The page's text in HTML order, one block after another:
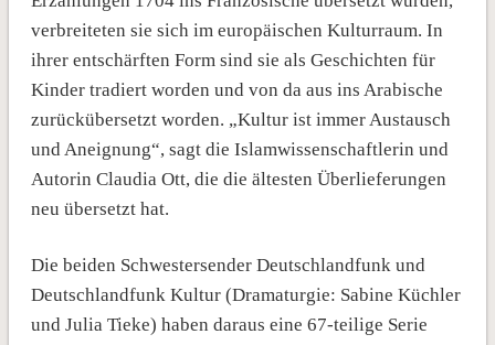
verbreiteten sie sich im europäischen Kulturraum. In
ihrer entschärften Form sind sie als Geschichten für
Kinder tradiert worden und von da aus ins Arabische
zurückübersetzt worden. „Kultur ist immer Austausch
und Aneignung“, sagt die Islamwissenschaftlerin und
Autorin Claudia Ott, die die ältesten Überlieferungen
neu übersetzt hat.
Die beiden Schwestersender Deutschlandfunk und
Deutschlandfunk Kultur (Dramaturgie: Sabine Küchler
und Julia Tieke) haben daraus eine 67-teilige Serie